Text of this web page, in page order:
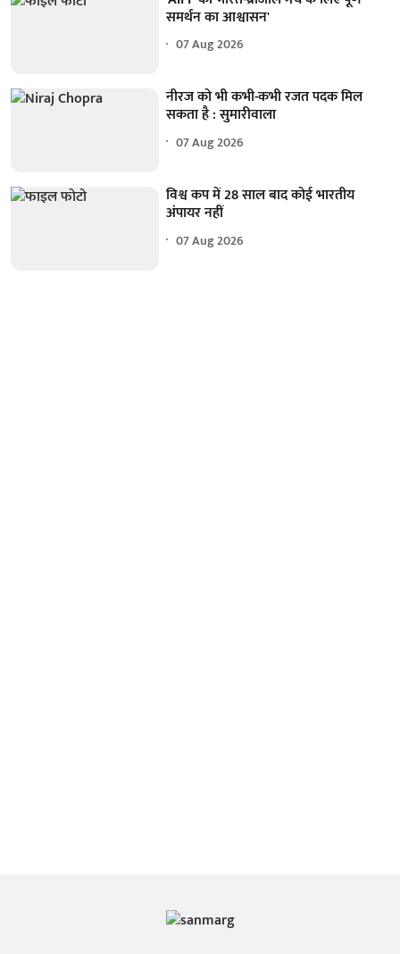
समर्थन का आश्वासन'
07 Aug 2026
नीरज को भी कभी-कभी रजत पदक मिल
सकता है : सुमारीवाला
07 Aug 2026
विश्व कप में 28 साल बाद कोई भारतीय
अंपायर नहीं
07 Aug 2026